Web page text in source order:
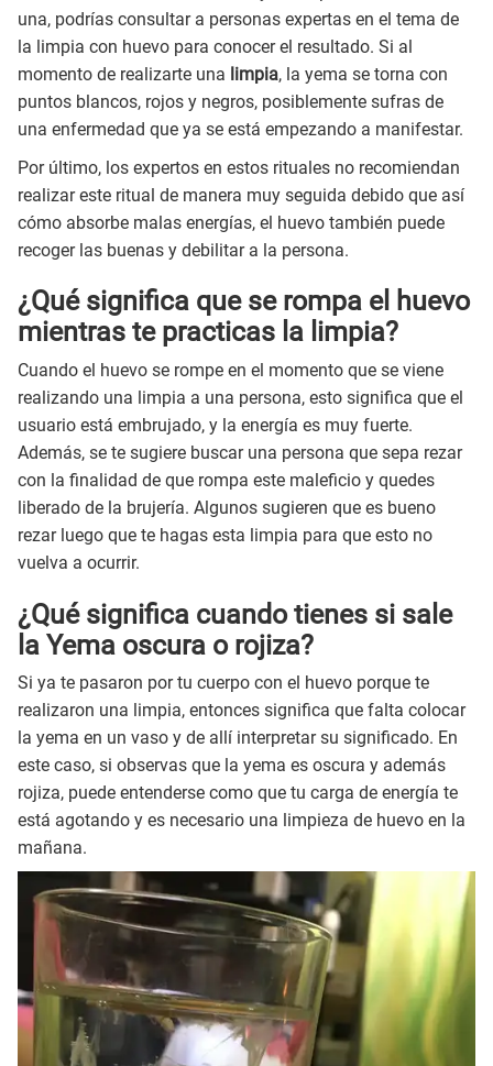
una, podrías consultar a personas expertas en el tema de
la limpia con huevo para conocer el resultado. Si al
momento de realizarte una limpia, la yema se torna con
puntos blancos, rojos y negros, posiblemente sufras de
una enfermedad que ya se está empezando a manifestar.
Por último, los expertos en estos rituales no recomiendan
realizar este ritual de manera muy seguida debido que así
cómo absorbe malas energías, el huevo también puede
recoger las buenas y debilitar a la persona.
¿Qué significa que se rompa el huevo
mientras te practicas la limpia?
Cuando el huevo se rompe en el momento que se viene
realizando una limpia a una persona, esto significa que el
usuario está embrujado, y la energía es muy fuerte.
Además, se te sugiere buscar una persona que sepa rezar
con la finalidad de que rompa este maleficio y quedes
liberado de la brujería. Algunos sugieren que es bueno
rezar luego que te hagas esta limpia para que esto no
vuelva a ocurrir.
¿Qué significa cuando tienes si sale
la Yema oscura o rojiza?
Si ya te pasaron por tu cuerpo con el huevo porque te
realizaron una limpia, entonces significa que falta colocar
la yema en un vaso y de allí interpretar su significado. En
este caso, si observas que la yema es oscura y además
rojiza, puede entenderse como que tu carga de energía te
está agotando y es necesario una limpieza de huevo en la
mañana.